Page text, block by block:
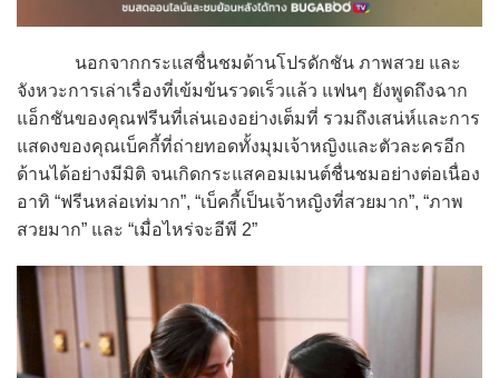
นอกจากกระแสชื่นชมด้านโปรดักชัน ภาพสวย และ
จังหวะการเล่าเรื่องที่เข้มข้นรวดเร็วแล้ว แฟนๆ ยังพูดถึงฉาก
แอ็กชันของคุณฟรีนที่เล่นเองอย่างเต็มที่ รวมถึงเสน่ห์และการ
แสดงของคุณเบ็คกี้ที่ถ่ายทอดทั้งมุมเจ้าหญิงและตัวละครอีก
ด้านได้อย่างมีมิติ จนเกิดกระแสคอมเมนต์ชื่นชมอย่างต่อเนื่อง
อาทิ “ฟรีนหล่อเท่มาก”, “เบ็คกี้เป็นเจ้าหญิงที่สวยมาก”, “ภาพ
สวยมาก” และ “เมื่อไหร่จะอีพี 2”